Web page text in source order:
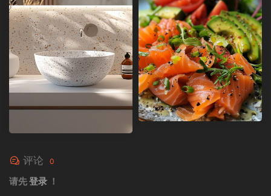
评论 0
请先登录 ！